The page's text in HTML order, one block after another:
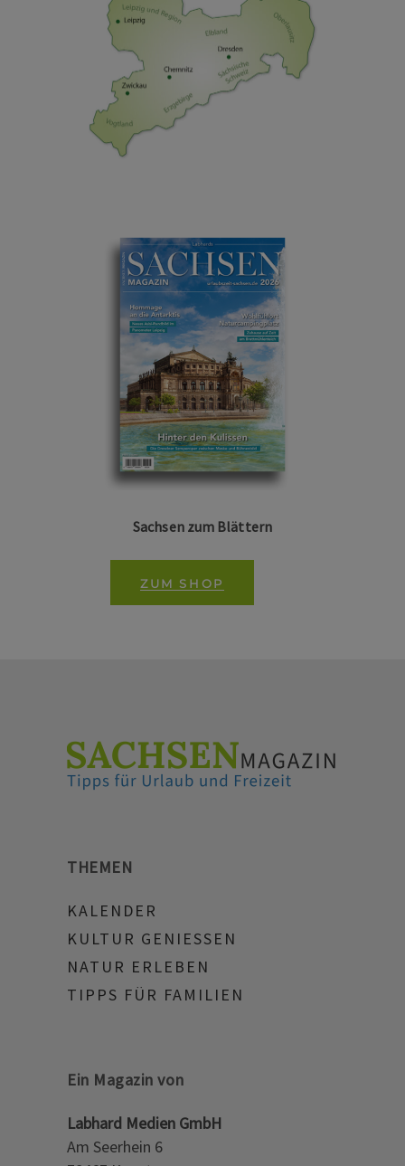
Sachsen zum Blättern
ZUM SHOP
THEMEN
KALENDER
KULTUR GENIESSEN
NATUR ERLEBEN
TIPPS FÜR FAMILIEN
Ein Magazin von
Labhard Medien GmbH
Am Seerhein 6